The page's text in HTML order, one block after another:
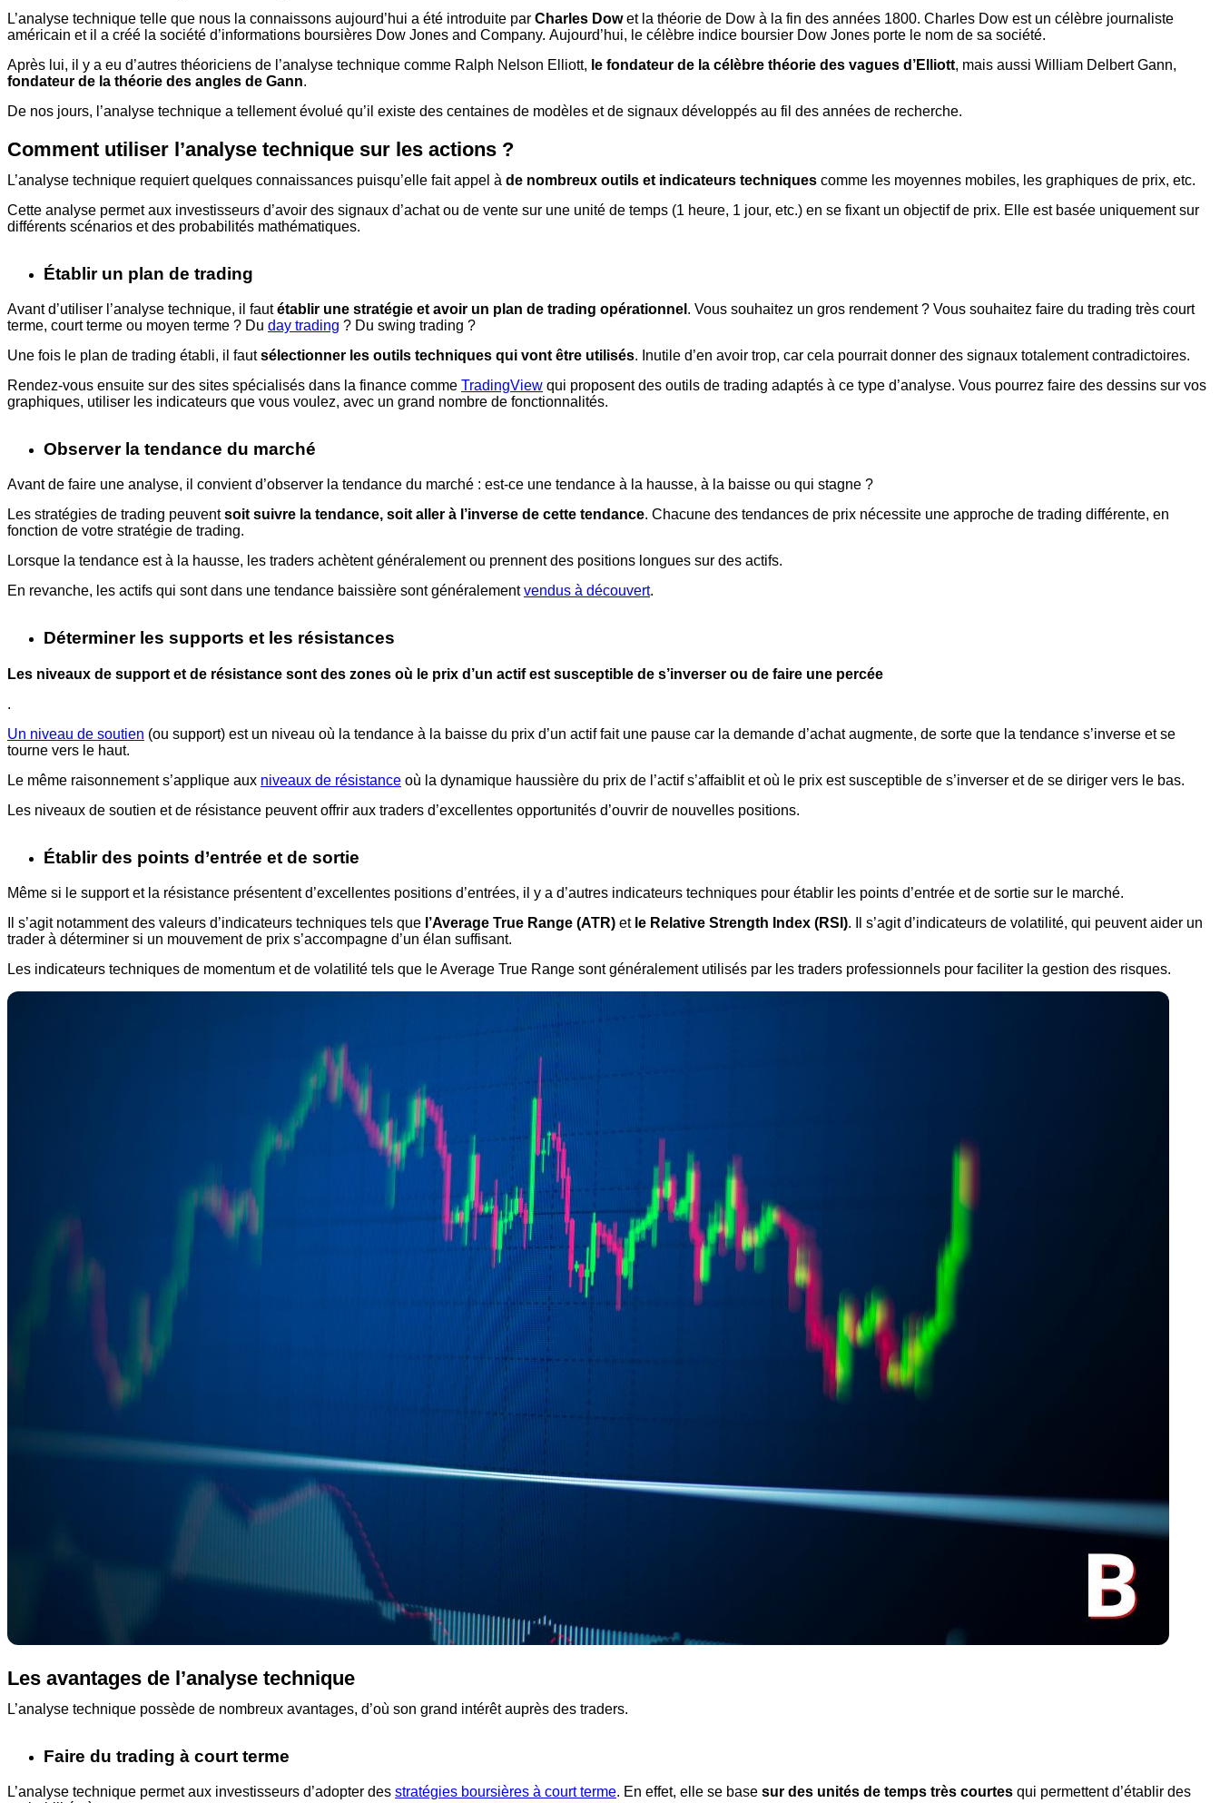
L’analyse technique telle que nous la connaissons aujourd’hui a été introduite par Charles Dowet la théorie de Dow à la fin des années 1800. Charles Dow est un célèbre journaliste
américain et il a créé la société d’informations boursières Dow Jones and Company. Aujourd’hui, le célèbre indice boursier Dow Jones porte le nom de sa société.
Après lui, il y a eu d’autres théoriciens de l’analyse technique comme Ralph Nelson Elliott, le fondateur de la célèbre théorie des vagues d’Elliott, mais aussi William Delbert Gann,
fondateur de la théorie des angles de Gann.
De nos jours, l’analyse technique a tellement évolué qu’il existe des centaines de modèles et de signaux développés au fil des années de recherche.
Comment utiliser l’analyse technique sur les actions ?
L’analyse technique requiert quelques connaissances puisqu’elle fait appel à de nombreux outils et indicateurs techniques comme les moyennes mobiles, les graphiques de prix, etc.
Cette analyse permet aux investisseurs d’avoir des signaux d’achat ou de vente sur une unité de temps (1 heure, 1 jour, etc.) en se fixant un objectif de prix. Elle est basée uniquement sur
différents scénarios et des probabilités mathématiques.
Établir un plan de trading
Avant d’utiliser l’analyse technique, il fautétablir une stratégie et avoir un plan de trading opérationnel . Vous souhaitez un gros rendement ? Vous souhaitez faire du trading très court
terme, court terme ou moyen terme ? Du day trading ? Du swing trading ?
Une fois le plan de trading établi, il fautsélectionner les outils techniques qui vont être utilisés. Inutile d’en avoir trop, car cela pourrait donner des signaux totalement contradictoires.
Rendez-vous ensuite sur des sites spécialisés dans la finance comme TradingView qui proposent des outils de trading adaptés à ce type d’analyse. Vous pourrez faire des dessins sur vos
graphiques, utiliser les indicateurs que vous voulez, avec un grand nombre de fonctionnalités.
Observer la tendance du marché
Avant de faire une analyse, il convient d’observer la tendance du marché : est-ce une tendance à la hausse, à la baisse ou qui stagne ?
Les stratégies de trading peuventsoit suivre la tendance, soit aller à l’inverse de cette tendance. Chacune des tendances de prix nécessite une approche de trading différente, en
fonction de votre stratégie de trading.
Lorsque la tendance est à la hausse, les traders achètent généralement ou prennent des positions longues sur des actifs.
En revanche, les actifs qui sont dans une tendance baissière sont généralementvendus à découvert.
Déterminer les supports et les résistances
Les niveaux de support et de résistance sont des zones où le prix d’un actif est susceptible de s’inverser ou de faire une percée
.
Un niveau de soutien (ou support) est un niveau où la tendance à la baisse du prix d’un actif fait une pause car la demande d’achat augmente, de sorte que la tendance s’inverse et se
tourne vers le haut.
Le même raisonnement s’applique aux niveaux de résistance où la dynamique haussière du prix de l’actif s’affaiblit et où le prix est susceptible de s’inverser et de se diriger vers le bas.
Les niveaux de soutien et de résistance peuvent offrir aux traders d’excellentes opportunités d’ouvrir de nouvelles positions.
Établir des points d’entrée et de sortie
Même si le support et la résistance présentent d’excellentes positions d’entrées, il y a d’autres indicateurs techniques pour établir les points d’entrée et de sortie sur le marché.
Il s’agit notamment des valeurs d’indicateurs techniques tels que l’Average True Range (ATR) et le Relative Strength Index (RSI). Il s’agit d’indicateurs de volatilité, qui peuvent aider un
trader à déterminer si un mouvement de prix s’accompagne d’un élan suffisant.
Les indicateurs techniques de momentum et de volatilité tels que le Average True Range sont généralement utilisés par les traders professionnels pour faciliter la gestion des risques.
Les avantages de l’analyse technique
L’analyse technique possède de nombreux avantages, d’où son grand intérêt auprès des traders.
Faire du trading à court terme
L’analyse technique permet aux investisseurs d’adopter des stratégies boursières à court terme. En effet, elle se base sur des unités de temps très courtes qui permettent d’établir des